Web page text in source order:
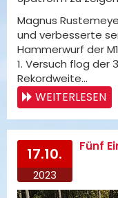
Magnus
und verbesserte
Hammerwurf der
1. Versuch flog der
Rekordweite…
WEITERLESEN
17.10.
2023
Fünf